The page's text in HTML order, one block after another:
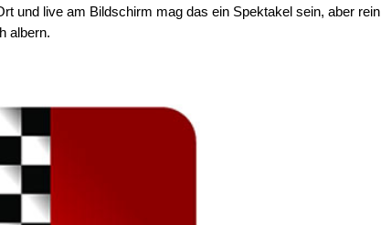
und live am Bildschirm mag das ein Spektakel sein, aber rein
albern.